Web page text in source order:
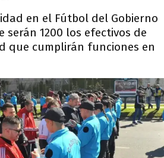
en el Fútbol del Gobierno
serán 1200 los efectivos de
que cumplirán funciones en